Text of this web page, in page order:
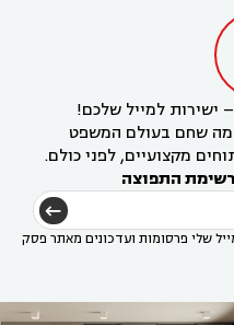
למייל שלכם!
מה שחם בעולם המשפט
מקצועיים, לפני כולם.
התפוצה
שלי פרסומות ועדכונים מאתר פסק